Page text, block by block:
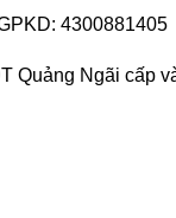
4300881405
Quảng Ngãi cấp